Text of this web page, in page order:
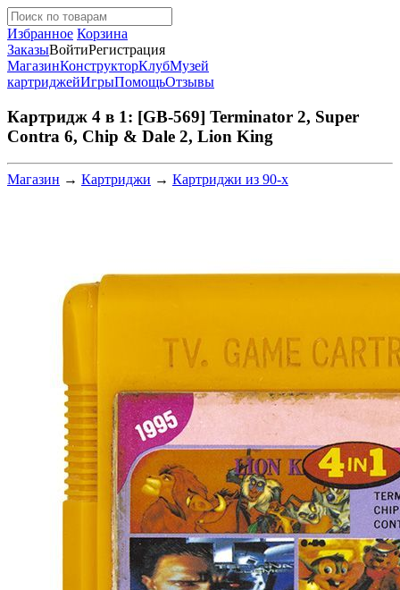
Избранное Корзина
ЗаказыВойтиРегистрация
МагазинКонструкторКлубМузей
картриджейИгрыПомощьОтзывы
Картридж 4 в 1: [GB-569] Terminator 2, Super
Contra 6, Chip & Dale 2, Lion King
Магазин → Картриджи → Картриджи из 90-х